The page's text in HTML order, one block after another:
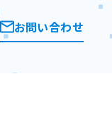
お問い合わせ